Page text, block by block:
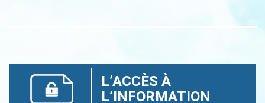
L’ACCÈS À
L’INFORMATION